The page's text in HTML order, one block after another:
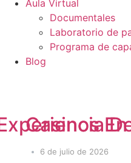
Aula Virtual
Documentales
Laboratorio de
Programa de
Blog
Casinos
6 de julio de 2026